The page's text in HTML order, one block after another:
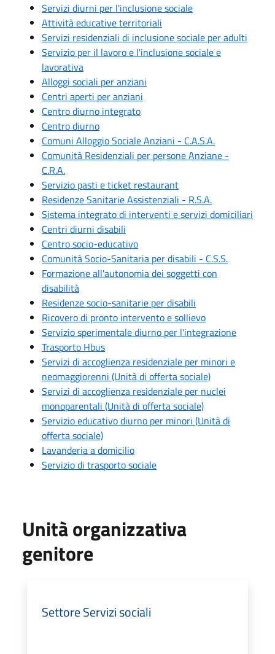
Servizi diurni per l'inclusione sociale
Attività educative territoriali
Servizi residenziali di inclusione sociale per adulti
Servizio per il lavoro e l'inclusione sociale e
lavorativa
Alloggi sociali per anziani
Centri aperti per anziani
Centro diurno integrato
Centro diurno
Comuni Alloggio Sociale Anziani - C.A.S.A.
Comunità Residenziali per persone Anziane -
C.R.A.
Servizio pasti e ticket restaurant
Residenze Sanitarie Assistenziali - R.S.A.
Sistema integrato di interventi e servizi domiciliari
Centri diurni disabili
Centro socio-educativo
Comunità Socio-Sanitaria per disabili - C.S.S.
Formazione all'autonomia dei soggetti con
disabilità
Residenze socio-sanitarie per disabili
Ricovero di pronto intervento e sollievo
Servizio sperimentale diurno per l'integrazione
Trasporto Hbus
Servizi di accoglienza residenziale per minori e
neomaggiorenni (Unità di offerta sociale)
Servizi di accoglienza residenziale per nuclei
monoparentali (Unità di offerta sociale)
Servizio educativo diurno per minori (Unità di
offerta sociale)
Lavanderia a domicilio
Servizio di trasporto sociale
Unità organizzativa
genitore
Settore Servizi sociali